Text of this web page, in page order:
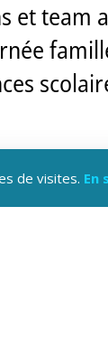
et team
de visites. En